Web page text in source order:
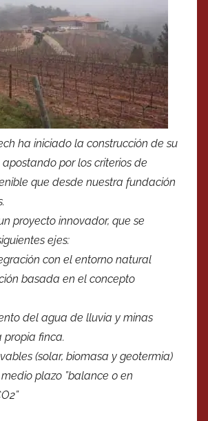
ha iniciado la construcción de su
por los criterios de
que desde nuestra fundación
proyecto innovador, que se
ejes:
con el entorno natural
basada en el concepto
del agua de lluvia y minas
finca.
(solar, biomasa y geotermia)
plazo ”balance 0 en